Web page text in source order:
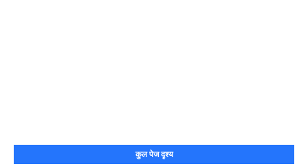
कुल पेज दृश्य